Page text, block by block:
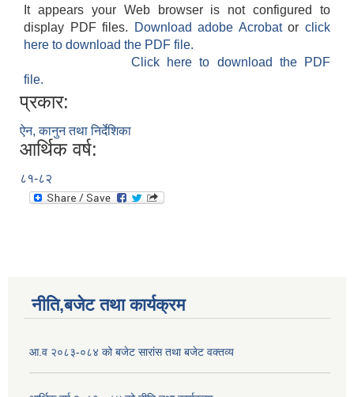
It appears your Web browser is not configured to
display PDF files.
Download adobe Acrobatorclick
here to download the PDF file.
Click here to download the PDF
file.
प्रकार:
ऐन, कानुन तथा निर्देशिका
आर्थिक वर्ष:
८१-८२
नीति,बजेट तथा कार्यक्रम
आ.व २०८३-०८४ को बजेट सारांस तथा बजेट वक्तव्य